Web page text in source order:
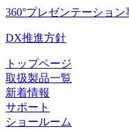
360°プレゼンテーション
DX推進方針
トップページ
取扱製品一覧
新着情報
サポート
ショールーム